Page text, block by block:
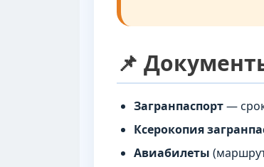
📌
Загранпаспорт—
Ксерокопия
Авиабилеты